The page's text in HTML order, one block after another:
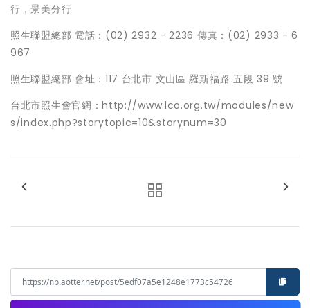
行，景美分行
照生聯盟總部 電話：(02) 2932 - 2236 傳真：(02) 2933 - 6
967
照生聯盟總部 會址：117 台北市 文山區 羅斯福路 五段 39 號
台北市照生會官網：http://www.lco.org.tw/modules/new
s/index.php?storytopic=10&storynum=30